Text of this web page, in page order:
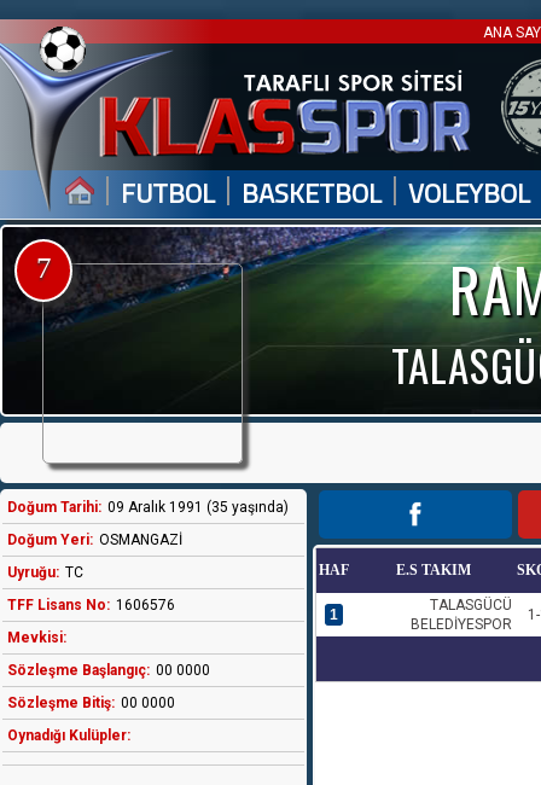
ANA
| FUTBOL | BASKETBOL | VOLEYBOL
7
Doğum Tarihi: 09 Aralık 1991 (35 yaşında)
Doğum Yeri: OSMANGAZİ
Uyruğu: TC
TFF Lisans No: 1606576
Mevkisi:
Sözleşme Başlangıç: 00 0000
Sözleşme Bitiş: 00 0000
Oynadığı Kulüpler:
HAF E.S TAKIM
1
TALASGÜCÜ
BELEDİYESPOR